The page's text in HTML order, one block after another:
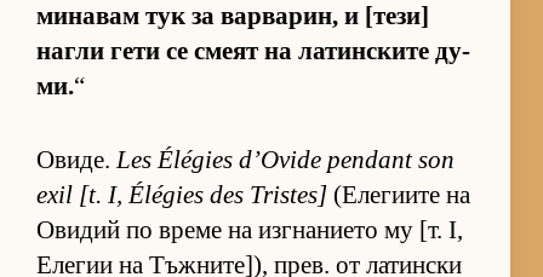
ми­на­вам тук за вар­ва­рин, и [те­зи]
нагли гети се смеят на ла­тин­с­ките ду­
ми.“
Ови­де.Les Élégies d’Ovide pendant son
exil [t. I, Élégies des Tristes] (Е­ле­ги­ите на
Ови­дий по време на из­г­на­ни­ето му [т. I,
Еле­гии на Тъж­ни­те­]), прев. от ла­тин­ски